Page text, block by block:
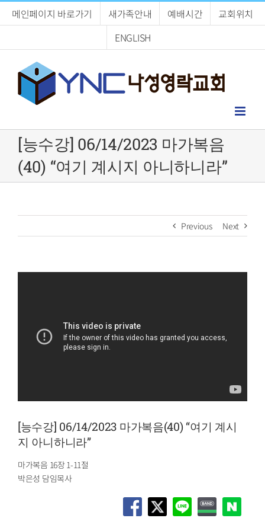
메인페이지 바로가기 새가족안내 예배시간
교회위치
ENGLISH
[능수강] 06/14/2023 마가복음
(40) “여기 계시지 아니하니라”
Previous Next
[능수강] 06/14/2023 마가복음(40) “여기 계시
지 아니하니라”
마가복음 16장 1-11절
박은성 담임목사